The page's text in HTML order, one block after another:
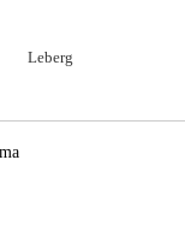
Leberg